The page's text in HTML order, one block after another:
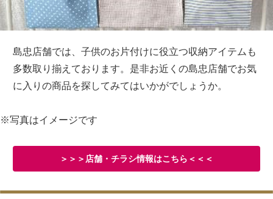
島忠店舗では、子供のお片付けに役立つ収納アイテムも
多数取り揃えております。是非お近くの島忠店舗でお気
に入りの商品を探してみてはいかがでしょうか。
※写真はイメージです
＞＞＞店舗・チラシ情報はこちら＜＜＜